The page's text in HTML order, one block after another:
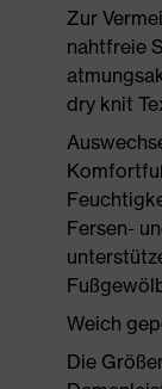
Zur
nahtfreie
dry knit
Fersen-
Weich
Die